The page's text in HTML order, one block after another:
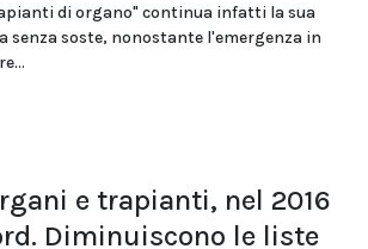
di organo" continua infatti la sua
senza soste, nonostante l'emergenza in
e trapianti, nel 2016
Diminuiscono le liste